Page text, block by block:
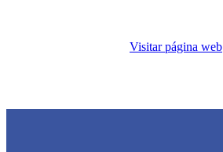
Visitar página web